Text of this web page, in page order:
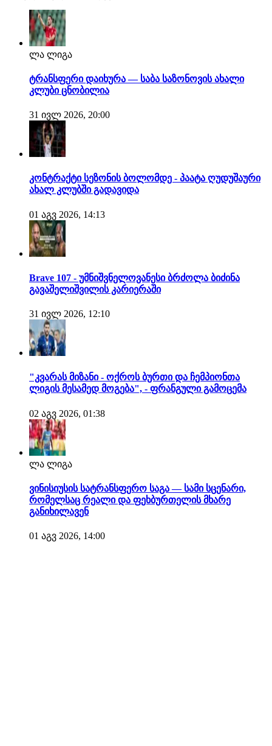
ლა ლიგა
ტრანსფერი დაიხურა — საბა საზონოვის ახალი
კლუბი ცნობილია
31 ივლ 2026, 20:00
კონტრაქტი სეზონის ბოლომდე - პაატა ღუდუშაური
ახალ კლუბში გადავიდა
01 აგვ 2026, 14:13
Brave 107 - უმნიშვნელოვანესი ბრძოლა ბიძინა
გავაშელიშვილის კარიერაში
31 ივლ 2026, 12:10
"კვარას მიზანი - ოქროს ბურთი და ჩემპიონთა
ლიგის მესამედ მოგება", - ფრანგული გამოცემა
02 აგვ 2026, 01:38
ლა ლიგა
ვინისიუსის სატრანსფერო საგა — სამი სცენარი,
რომელსაც რეალი და ფეხბურთელის მხარე
განიხილავენ
01 აგვ 2026, 14:00